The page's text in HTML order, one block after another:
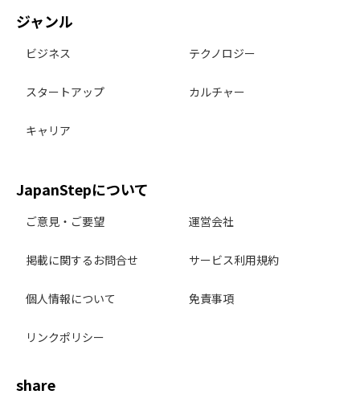
ジャンル
ビジネス テクノロジー
スタートアップ カルチャー
キャリア
JapanStepについて
ご意見・ご要望 運営会社
掲載に関するお問合せ サービス利用規約
個人情報について 免責事項
リンクポリシー
share